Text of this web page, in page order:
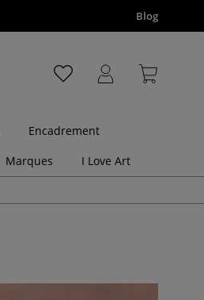
Blog
Encadrement
Marques I Love Art